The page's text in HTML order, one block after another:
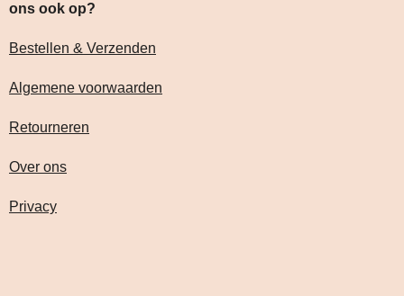
ons ook op?
Bestellen & Verzenden
Algemene voorwaarden
Retourneren
Over ons
Privacy